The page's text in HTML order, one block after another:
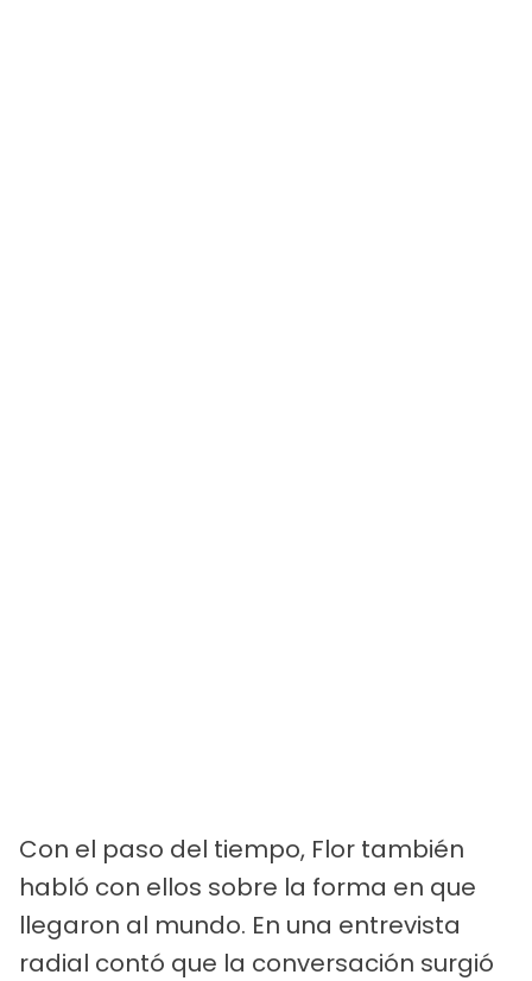
Con el paso del tiempo, Flor también
habló con ellos sobre la forma en que
llegaron al mundo. En una entrevista
radial contó que la conversación surgió